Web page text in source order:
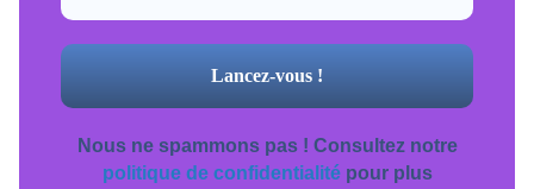
Nous ne spammons pas ! Consultez notre
politique de confidentialitépour plus